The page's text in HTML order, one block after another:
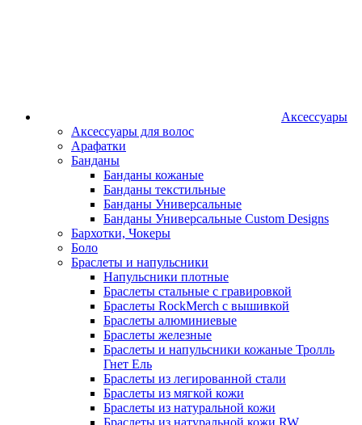
Аксессуары
Аксессуары для волос
Арафатки
Банданы
Банданы кожаные
Банданы текстильные
Банданы Универсальные
Банданы Универсальные Custom Designs
Бархотки, Чокеры
Боло
Браслеты и напульсники
Напульсники плотные
Браслеты стальные с гравировкой
Браслеты RockMerch с вышивкой
Браслеты алюминиевые
Браслеты железные
Браслеты и напульсники кожаные Тролль
Гнет Ель
Браслеты из легированной стали
Браслеты из мягкой кожи
Браслеты из натуральной кожи
Браслеты из натуральной кожи RW